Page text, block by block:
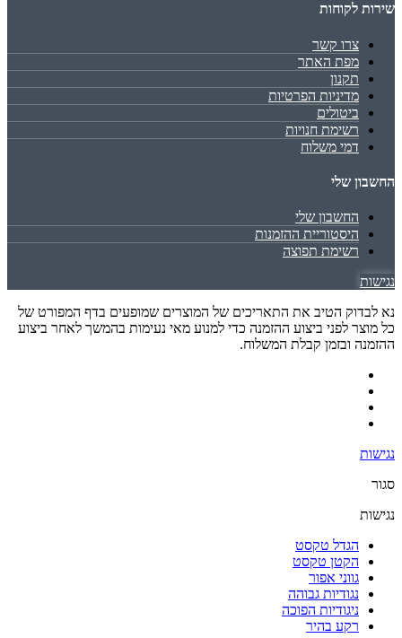
שירות לקוחות
צרו קשר
מפת האתר
תקנון
מדיניות הפרטיות
ביטולים
רשימת חנויות
דמי משלוח
החשבון שלי
החשבון שלי
היסטוריית ההזמנות
רשימת תפוצה
נגישות
נא לבדוק הטיב את התאריכים של המוצרים שמופעים בדף המפורט של
כל מוצר לפני ביצוע ההזמנה כדי למנוע מאי נעימות בהמשך לאחר ביצוע
ההזמנה ובזמן קבלת המשלוח.
נגישות
סגור
נגישות
הגדל טקסט
הקטן טקסט
גווני אפור
נגודיות גבוהה
ניגודיות הפוכה
רקע בהיר